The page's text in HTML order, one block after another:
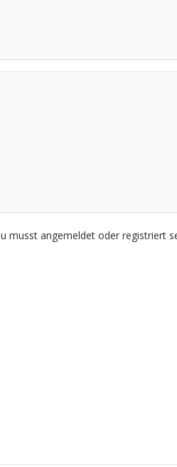
musst angemeldet oder registriert